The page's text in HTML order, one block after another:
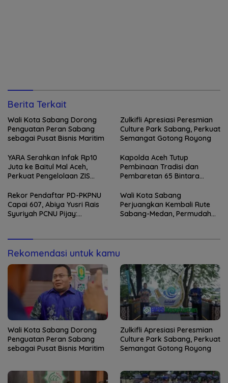
Berita Terkait
Wali Kota Sabang Dorong
Penguatan Peran Sabang
sebagai Pusat Bisnis Maritim
Zulkifli Apresiasi Peresmian
Culture Park Sabang, Perkuat
Semangat Gotong Royong
YARA Serahkan Infak Rp10
Juta ke Baitul Mal Aceh,
Perkuat Pengelolaan ZIS
Kapolda Aceh Tutup
Pembinaan Tradisi dan
Pembaretan 65 Bintara
Rekor Pendaftar PD-PKPNU
Capai 607, Abiya Yusri Rais
Syuriyah PCNU Pijay:
Wali Kota Sabang
Perjuangkan Kembali Rute
Sabang-Medan, Permudah
Rekomendasi untuk kamu
Wali Kota Sabang Dorong
Penguatan Peran Sabang
sebagai Pusat Bisnis Maritim
Zulkifli Apresiasi Peresmian
Culture Park Sabang, Perkuat
Semangat Gotong Royong